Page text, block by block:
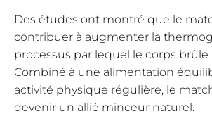
Des études ont montré que le
contribuer à augmenter la
processus par lequel le corps brûle
Combiné à une alimentation
activité physique régulière, le
devenir un allié minceur naturel.